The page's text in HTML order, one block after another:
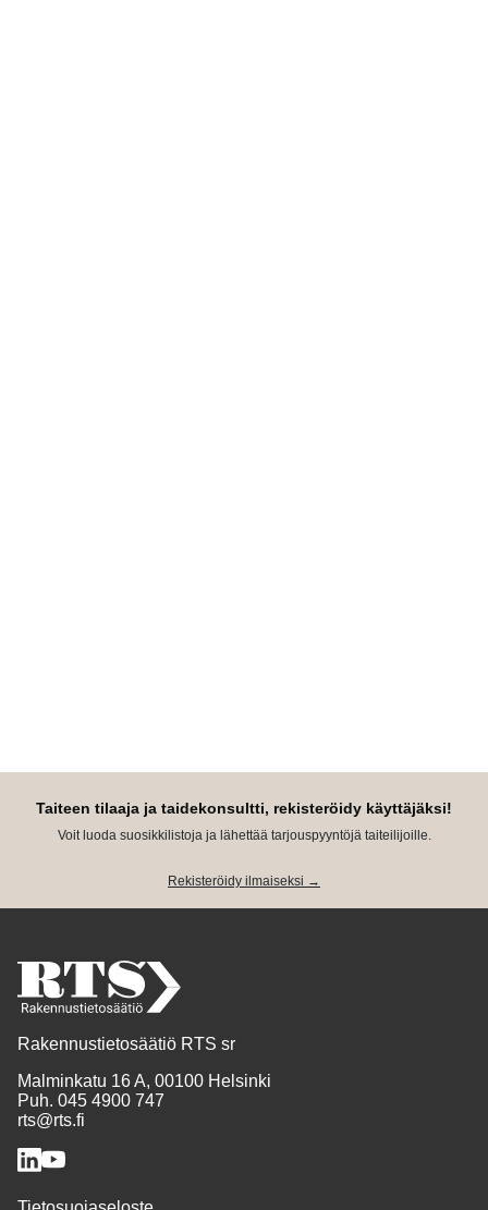
Taiteen tilaaja ja taidekonsultti, rekisteröidy käyttäjäksi!
Voit luoda suosikkilistoja ja lähettää tarjouspyyntöjä taiteilijoille.
Rekisteröidy ilmaiseksi →
Rakennustietosäätiö RTS sr
Malminkatu 16 A, 00100 Helsinki
Puh. 045 4900 747
rts@rts.fi